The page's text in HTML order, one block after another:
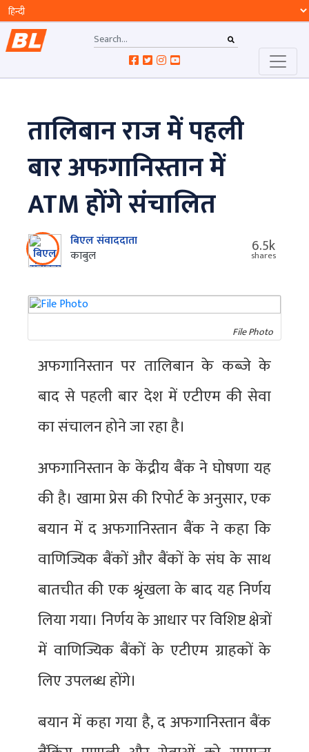
तालिबान राज में पहली
बार अफगानिस्तान में
ATM होंगे संचालित
बिएल संवाददाता
काबुल
6.5k
shares
File Photo
अफगानिस्तान पर तालिबान के कब्जे के
बाद से पहली बार देश में एटीएम की सेवा
का संचालन होने जा रहा है।
अफगानिस्तान के केंद्रीय बैंक ने घोषणा यह
की है। खामा प्रेस की रिपोर्ट के अनुसार, एक
बयान में द अफगानिस्तान बैंक ने कहा कि
वाणिज्यिक बैंकों और बैंकों के संघ के साथ
बातचीत की एक श्रृंखला के बाद यह निर्णय
लिया गया। निर्णय के आधार पर विशिष्ट क्षेत्रों
में वाणिज्यिक बैंकों के एटीएम ग्राहकों के
लिए उपलब्ध होंगे।
बयान में कहा गया है, द अफगानिस्तान बैंक